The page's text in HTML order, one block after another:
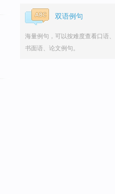
双语例句
海量例句，可以按难度查看口语、
书面语、论文例句。